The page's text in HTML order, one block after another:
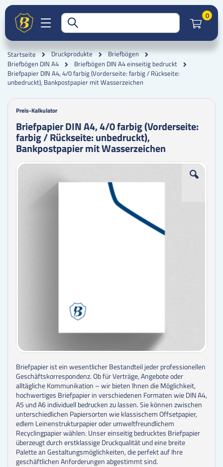
0
Startseite Druckprodukte
Briefbögen
Briefbögen DIN A4
Briefbögen DIN A4 einseitig bedruckt
Briefpapier DIN A4, 4/0 farbig (Vorderseite: farbig / Rückseite:
unbedruckt), Bankpostpapier mit Wasserzeichen
Preis-Kalkulator
Briefpapier DIN A4, 4/0 farbig (Vorderseite:
farbig / Rückseite: unbedruckt),
Bankpostpapier mit Wasserzeichen
Zum
Zum
Briefpapier ist ein wesentlicher Bestandteil jeder professionellen
Geschäftskorrespondenz. Ob für Verträge, Angebote oder
alltägliche Kommunikation – wir bieten Ihnen die Möglichkeit,
hochwertiges Briefpapier in verschiedenen Formaten wie DIN A4,
A5 und A6 individuell bedrucken zu lassen. Sie können zwischen
unterschiedlichen Papiersorten wie klassischem Offsetpapier,
edlem Leinenstrukturpapier oder umweltfreundlichem
Recyclingpapier wählen. Unser einseitig bedrucktes Briefpapier
überzeugt durch erstklassige Druckqualität und eine breite
Palette an Gestaltungsmöglichkeiten, die perfekt auf Ihre
geschäftlichen Anforderungen abgestimmt sind.